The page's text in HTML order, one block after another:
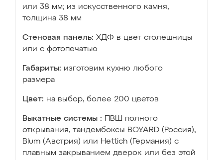
или 38 мм; из искусственного камня,
толщина 38 мм
Стеновая панель: ХДФ в цвет столешницы
или с фотопечатью
Габариты: изготовим кухню любого
размера
Цвет: на выбор, более 200 цветов
Выкатные системы :
ПВШ полного
открывания, тандембоксы BOYARD (Россия),
Blum (Австрия) или Hettich (Германия) с
плавным закрыванием дверок или без этой